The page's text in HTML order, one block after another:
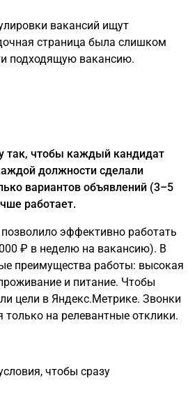
вакансий ищут
страница была слишком
подходящую вакансию.
так, чтобы каждый кандидат
должности сделали
вариантов объявлений (3–5
работает.
эффективно работать
₽ в неделю на вакансию). В
преимущества работы: высокая
и питание. Чтобы
цели в Яндекс.Метрике. Звонки
на релевантные отклики.
чтобы сразу